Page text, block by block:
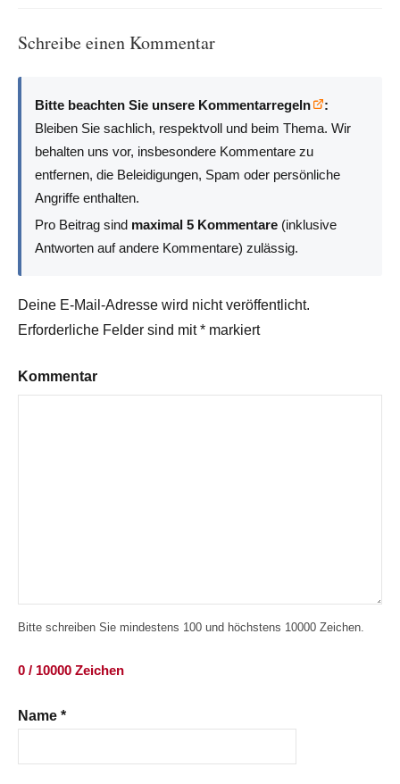
Schreibe einen Kommentar
Bitte beachten Sie unsere Kommentarregeln
:
Bleiben Sie sachlich, respektvoll und beim Thema. Wir
behalten uns vor, insbesondere Kommentare zu
entfernen, die Beleidigungen, Spam oder persönliche
Angriffe enthalten.
Pro Beitrag sind maximal 5 Kommentare (inklusive
Antworten auf andere Kommentare) zulässig.
Deine E-Mail-Adresse wird nicht veröffentlicht.
Erforderliche Felder sind mit* markiert
Kommentar
Bitte schreiben Sie mindestens 100 und höchstens 10000 Zeichen.
0 / 10000 Zeichen
Name *